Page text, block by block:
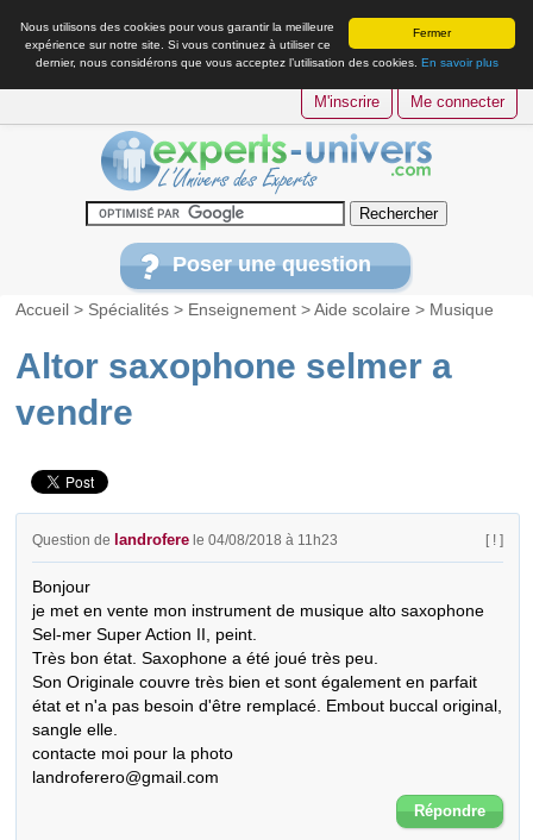
Fermer
Nous utilisons des cookies pour vous garantir la meilleure
expérience sur notre site. Si vous continuez à utiliser ce
dernier, nous considérons que vous acceptez l’utilisation des cookies. En savoir plus
M'inscrire Me connecter
Poser une question
Accueil > Spécialités > Enseignement >Aide scolaire > Musique
Altor saxophone selmer a
vendre
Question de landrofere le 04/08/2018 à 11h23 [ ! ]
Bonjour
je met en vente mon instrument de musique alto saxophone
Sel-mer Super Action II, peint.
Très bon état. Saxophone a été joué très peu.
Son Originale couvre très bien et sont également en parfait
état et n'a pas besoin d'être remplacé. Embout buccal original,
sangle elle.
contacte moi pour la photo
landroferero@gmail.com
Répondre